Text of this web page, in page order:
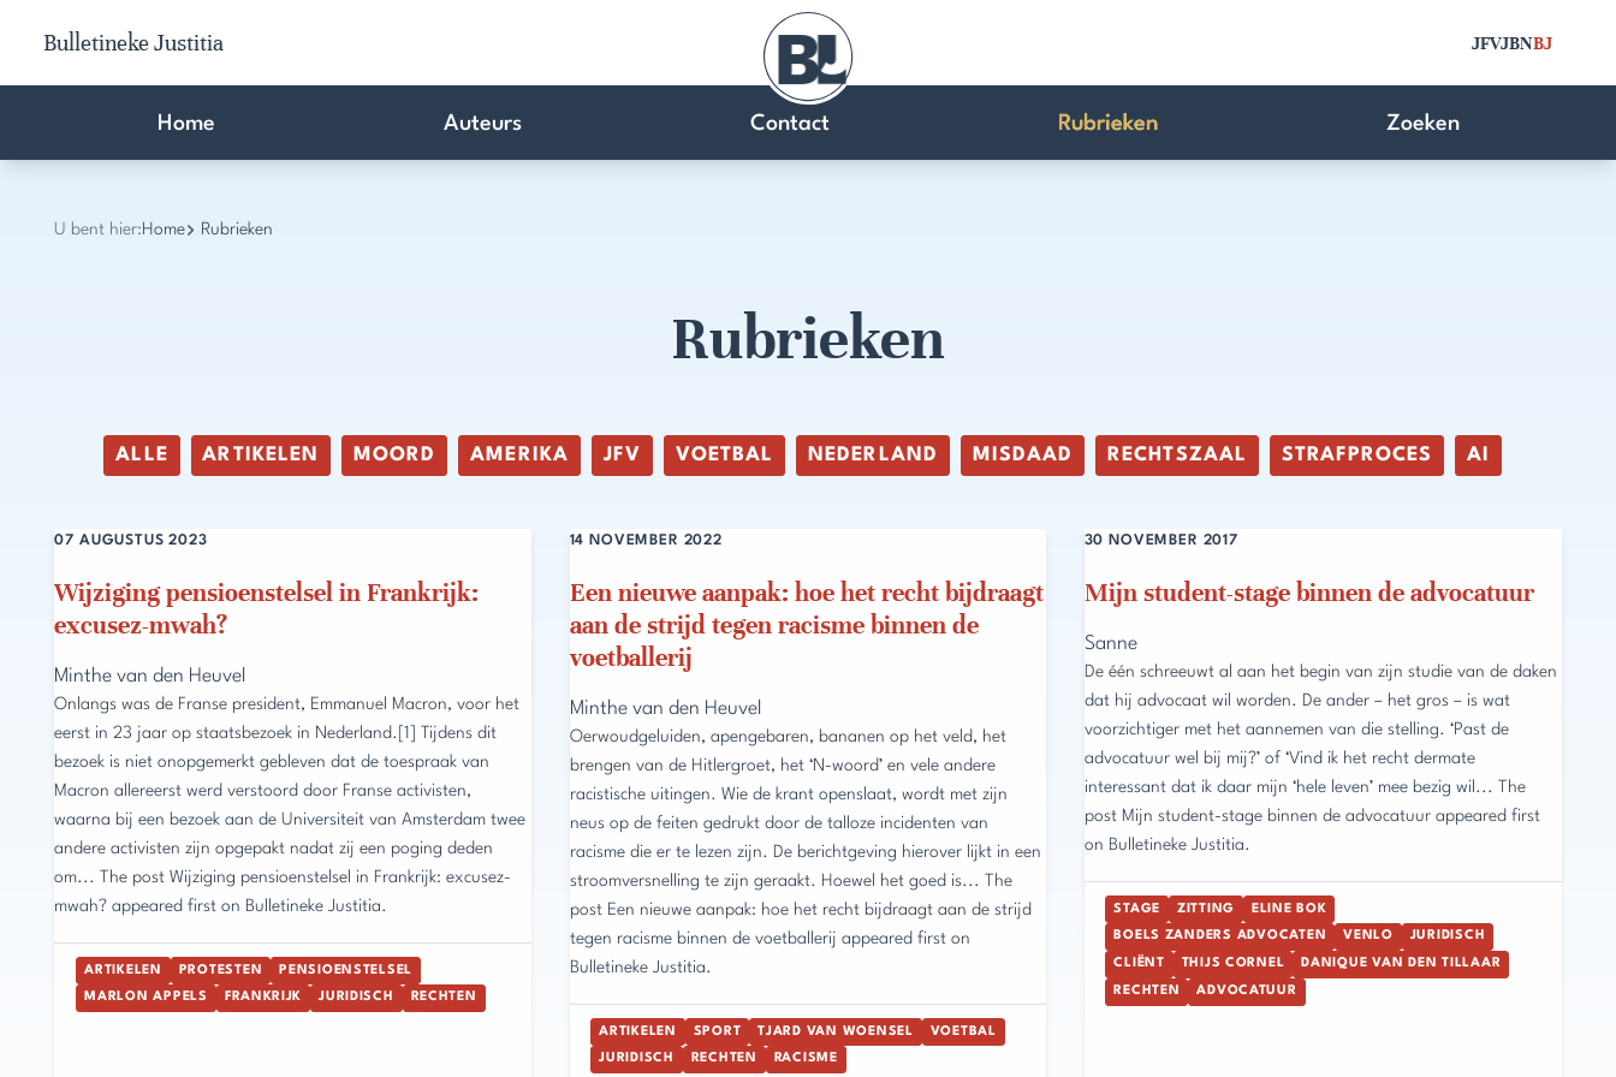
Bulletineke Justitia JFVJBNBJ
Home Auteurs Contact Rubrieken Zoeken
U bent hier: Home Rubrieken
Rubrieken
ALLE ARTIKELEN MOORD AMERIKA JFV VOETBAL NEDERLAND MISDAAD RECHTSZAAL STRAFPROCES AI
Wijziging pensioenstelsel in Frankrijk:
excusez-mwah?
07 AUGUSTUS 2023
Minthe van den Heuvel
Onlangs was de Franse president, Emmanuel Macron, voor het
eerst in 23 jaar op staatsbezoek in Nederland.[1] Tijdens dit
bezoek is niet onopgemerkt gebleven dat de toespraak van
Macron allereerst werd verstoord door Franse activisten,
waarna bij een bezoek aan de Universiteit van Amsterdam twee
andere activisten zijn opgepakt nadat zij een poging deden
om... The post Wijziging pensioenstelsel in Frankrijk: excusez-
mwah? appeared first on Bulletineke Justitia.
ARTIKELEN PROTESTEN PENSIOENSTELSEL
MARLON APPELS FRANKRIJK JURIDISCH RECHTEN
Een nieuwe aanpak: hoe het recht bijdraagt
aan de strijd tegen racisme binnen de
voetballerij
14 NOVEMBER 2022
Minthe van den Heuvel
Oerwoudgeluiden, apengebaren, bananen op het veld, het
brengen van de Hitlergroet, het ‘N-woord’ en vele andere
racistische uitingen. Wie de krant openslaat, wordt met zijn
neus op de feiten gedrukt door de talloze incidenten van
racisme die er te lezen zijn. De berichtgeving hierover lijkt in een
stroomversnelling te zijn geraakt. Hoewel het goed is... The
post Een nieuwe aanpak: hoe het recht bijdraagt aan de strijd
tegen racisme binnen de voetballerij appeared first on
Bulletineke Justitia.
ARTIKELEN SPORT TJARD VAN WOENSEL VOETBAL
JURIDISCH RECHTEN RACISME
Mijn student-stage binnen de advocatuur
30 NOVEMBER 2017
Sanne
De één schreeuwt al aan het begin van zijn studie van de daken
dat hij advocaat wil worden. De ander – het gros – is wat
voorzichtiger met het aannemen van die stelling. ‘Past de
advocatuur wel bij mij?’ of ‘Vind ik het recht dermate
interessant dat ik daar mijn ‘hele leven’ mee bezig wil... The
post Mijn student-stage binnen de advocatuur appeared first
on Bulletineke Justitia.
STAGE ZITTING ELINE BOK
BOELS ZANDERS ADVOCATEN VENLO JURIDISCH
CLIËNT THIJS CORNEL DANIQUE VAN DEN TILLAAR
RECHTEN ADVOCATUUR